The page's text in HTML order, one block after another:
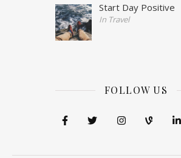
Start Day Positive
In Travel
FOLLOW US